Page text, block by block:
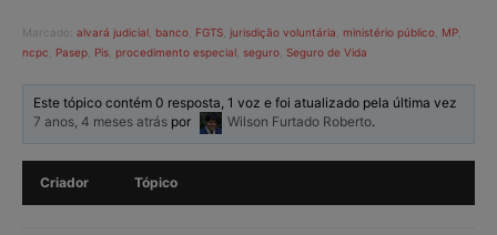
Marcado: alvará judicial banco FGTS jurisdição voluntária ministério público MP
ncpc
Pasep Pis procedimento especial seguro Seguro de Vida
Este tópico contém 0 resposta, 1 voz e foi atualizado pela última vez
7 anos, 4 meses atrás por Wilson Furtado Roberto.
Criador Tópico